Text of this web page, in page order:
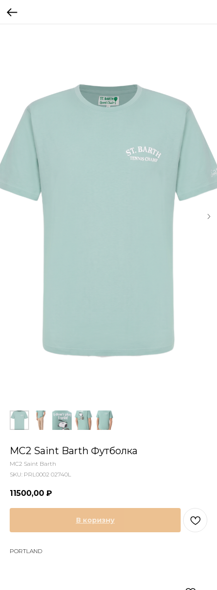
MC2 Saint Barth Футболка
MC2 Saint Barth
SKU: PRL0002 02740L
11500,00 ₽
В коризну
PORTLAND